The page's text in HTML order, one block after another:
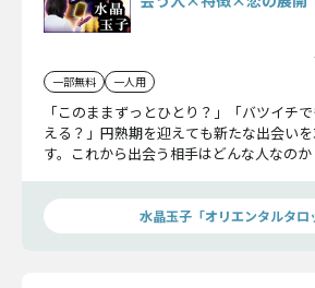
一部無料 一人用
「このままずっとひとり？」「バツイチ
える？」円熟期を迎えても新たな出会い
す。これから出会う相手はどんな人なの
上の大人の恋を詳細にお伝えしましょう。
水晶玉子「オリエンタルタロ